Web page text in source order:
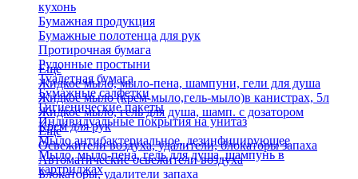
кухонь
Бумажная продукция
Бумажные полотенца для рук
Протирочная бумага
Рулонные простыни
Туалетная бумага
Бумажные салфетки
Гигиенические пакеты
Индивидуальные покрытия на унитаз
Еще
Жидкое мыло, мыло-пена, шампуни, гели для душа
Жидкое мыло (крем-мыло,гель-мыло)в канистрах, 5л
Жидкое мыло, гель для душа, шамп. с дозатором
Крем для рук
Мыло антибактериальное, дезинфицирующее
Мыло, мыло-пена, гель для душа, шампунь в
картриджах
Еще
Освежители воздуха, удалители, блокаторы запаха
Автоматические освежители воздуха
Блокаторы, удалители запаха